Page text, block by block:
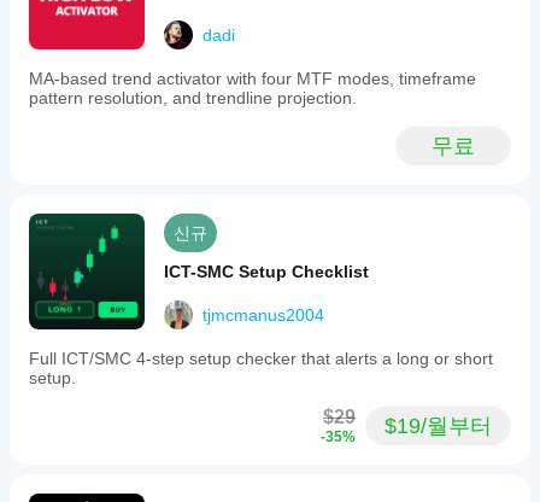
dadi
MA-based trend activator with four MTF modes, timeframe
pattern resolution, and trendline projection.
무료
신규
ICT-SMC Setup Checklist
tjmcmanus2004
Full ICT/SMC 4-step setup checker that alerts a long or short
setup.
$29
-35% $19/월부터